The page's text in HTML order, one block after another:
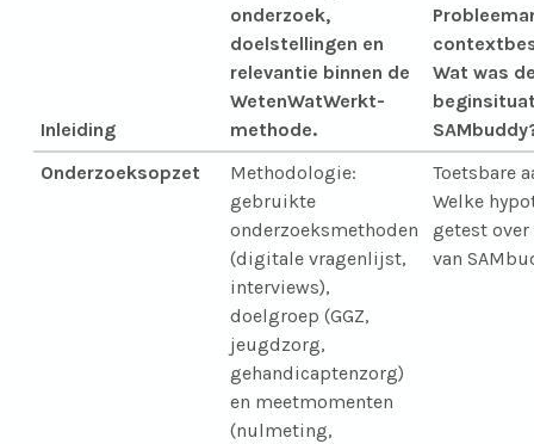
Inleiding
onderzoek,
doelstellingen en
relevantie binnen de
WetenWatWerkt-
methode.
Wat was
Onderzoeksopzet
Methodologie:
gebruikte
onderzoeksmethoden
(digitale vragenlijst,
interviews),
doelgroep (GGZ,
jeugdzorg,
gehandicaptenzorg)
en meetmomenten
(nulmeting,
Toetsbare
Welke
getest
van